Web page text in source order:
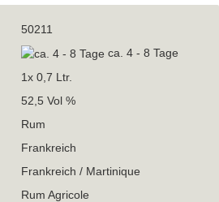
50211
ca. 4 - 8 Tage
1x 0,7 Ltr.
52,5 Vol %
Rum
Frankreich
Frankreich / Martinique
Rum Agricole